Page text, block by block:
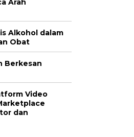
Arah
Alkohol dalam
Obat
Berkesan
Video
dan